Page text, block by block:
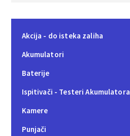
Akcija - do isteka zaliha
Akumulatori
Baterije
Ispitivači - Testeri Akumulatora
Kamere
Punjači